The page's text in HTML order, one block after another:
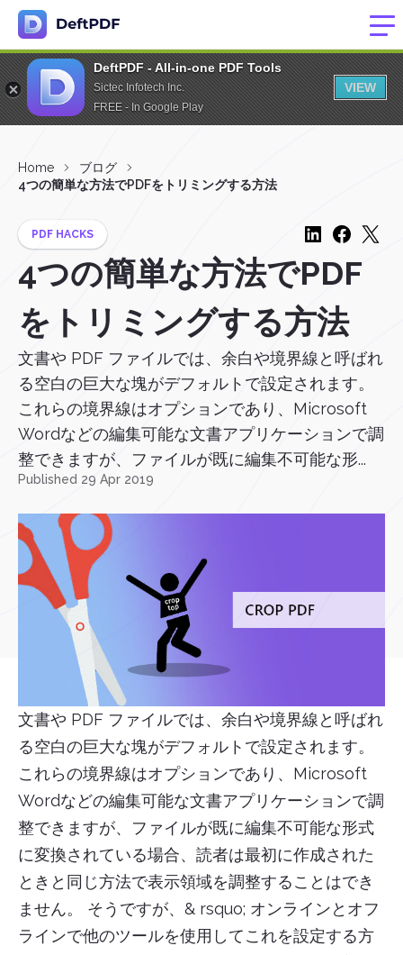
DeftPDF - All-in-one PDF Tools
Sictec Infotech Inc.
FREE - In Google Play
VIEW
Home
ブログ
4つの簡単な方法でPDFをトリミングする方法
PDF HACKS
4つの簡単な方法でPDF
をトリミングする方法
文書や PDF ファイルでは、余白や境界線と呼ばれ
る空白の巨大な塊がデフォルトで設定されます。
これらの境界線はオプションであり、Microsoft
Wordなどの編集可能な文書アプリケーションで調
整できますが、ファイルが既に編集不可能な形...
Published 29 Apr 2019
文書や PDF ファイルでは、余白や境界線と呼ばれ
る空白の巨大な塊がデフォルトで設定されます。
これらの境界線はオプションであり、Microsoft
Wordなどの編集可能な文書アプリケーションで調
整できますが、ファイルが既に編集不可能な形式
に変換されている場合、読者は最初に作成された
ときと同じ方法で表示領域を調整することはでき
ません。 そうですが、& rsquo; オンラインとオフ
ラインで他のツールを使用してこれを設定する方